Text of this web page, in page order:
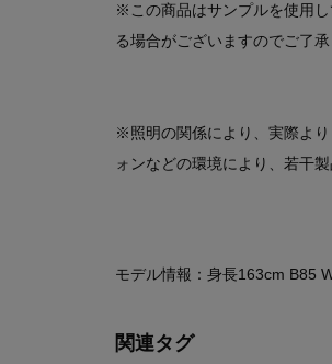
※この商品はサンプルを使用
る場合がございますのでご了承
※照明の関係により、実際よ
ォンなどの環境により、若干
モデル情報：身長163cm B85
関連タグ